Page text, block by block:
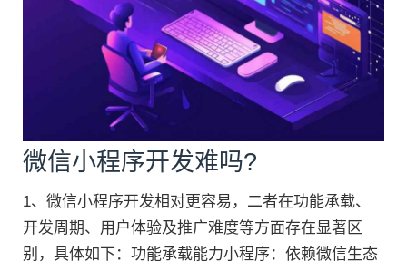
微信小程序开发难吗?
1、微信小程序开发相对更容易，二者在功能承载、
开发周期、用户体验及推广难度等方面存在显著区
别，具体如下：功能承载能力小程序：依赖微信生态